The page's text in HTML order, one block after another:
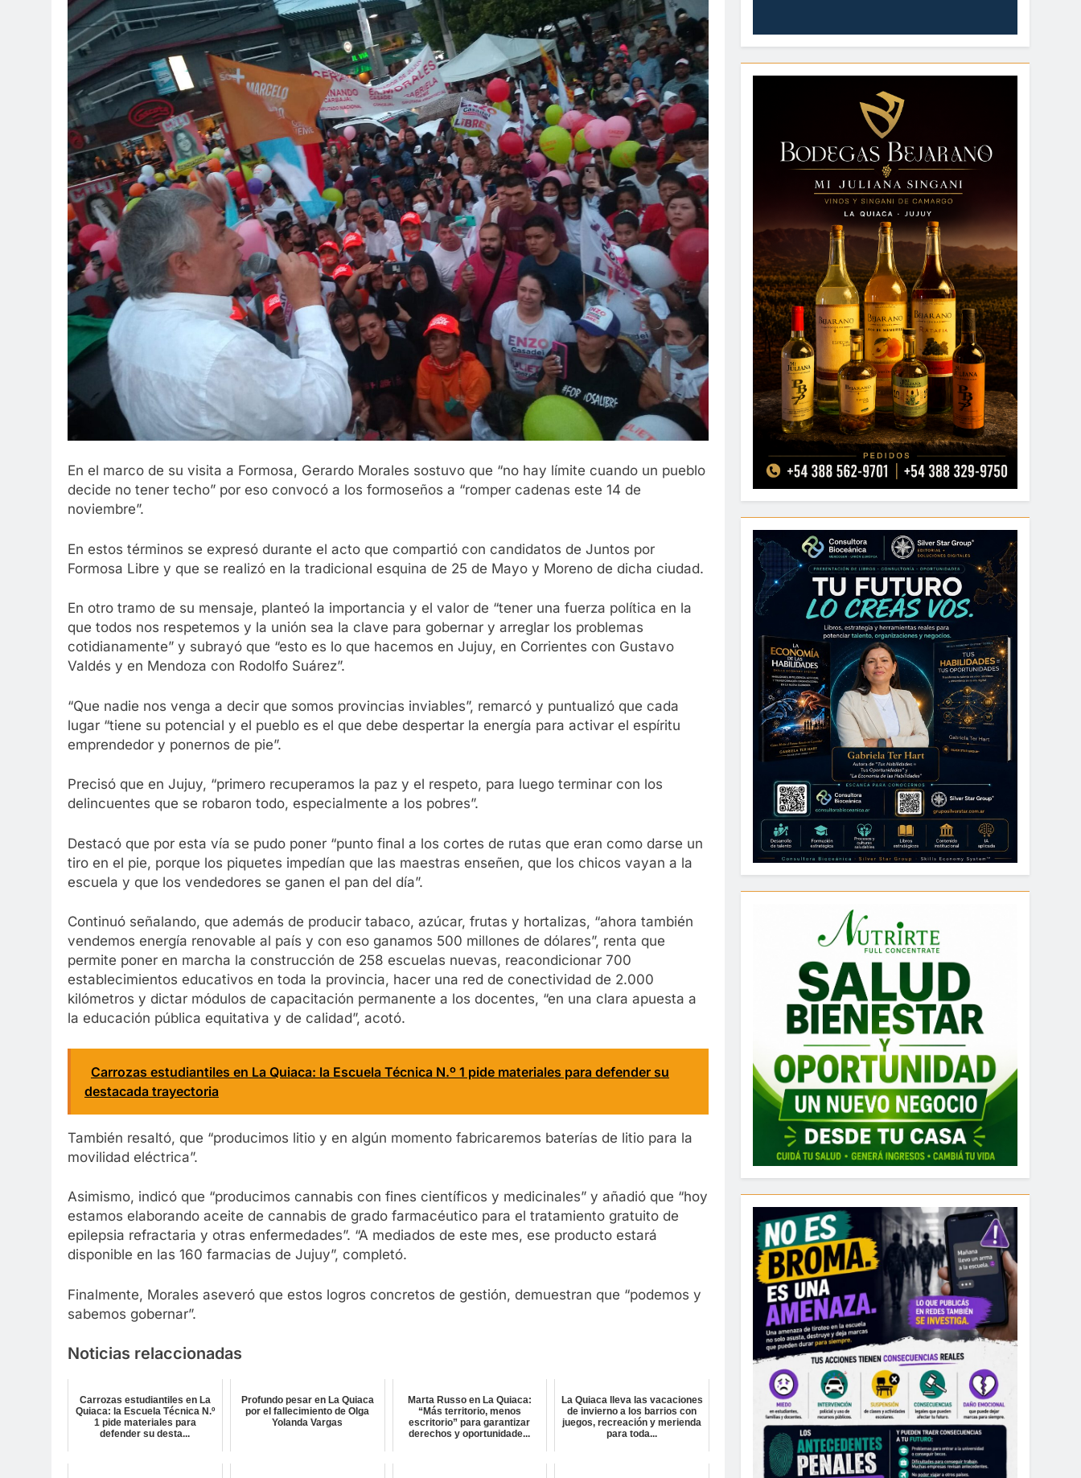
En el marco de su visita a Formosa, Gerardo Morales sostuvo que “no hay límite cuando un pueblo
decide no tener techo” por eso convocó a los formoseños a “romper cadenas este 14 de
noviembre”.
En estos términos se expresó durante el acto que compartió con candidatos de Juntos por
Formosa Libre y que se realizó en la tradicional esquina de 25 de Mayo y Moreno de dicha ciudad.
En otro tramo de su mensaje, planteó la importancia y el valor de “tener una fuerza política en la
que todos nos respetemos y la unión sea la clave para gobernar y arreglar los problemas
cotidianamente” y subrayó que “esto es lo que hacemos en Jujuy, en Corrientes con Gustavo
Valdés y en Mendoza con Rodolfo Suárez”.
“Que nadie nos venga a decir que somos provincias inviables”, remarcó y puntualizó que cada
lugar “tiene su potencial y el pueblo es el que debe despertar la energía para activar el espíritu
emprendedor y ponernos de pie”.
Precisó que en Jujuy, “primero recuperamos la paz y el respeto, para luego terminar con los
delincuentes que se robaron todo, especialmente a los pobres”.
Destacó que por esta vía se pudo poner “punto final a los cortes de rutas que eran como darse un
tiro en el pie, porque los piquetes impedían que las maestras enseñen, que los chicos vayan a la
escuela y que los vendedores se ganen el pan del día”.
Continuó señalando, que además de producir tabaco, azúcar, frutas y hortalizas, “ahora también
vendemos energía renovable al país y con eso ganamos 500 millones de dólares”, renta que
permite poner en marcha la construcción de 258 escuelas nuevas, reacondicionar 700
establecimientos educativos en toda la provincia, hacer una red de conectividad de 2.000
kilómetros y dictar módulos de capacitación permanente a los docentes, “en una clara apuesta a
la educación pública equitativa y de calidad”, acotó.
Carrozas estudiantiles en La Quiaca: la Escuela Técnica N.º 1 pide materiales para defender su
destacada trayectoria
También resaltó, que “producimos litio y en algún momento fabricaremos baterías de litio para la
movilidad eléctrica”.
Asimismo, indicó que “producimos cannabis con fines científicos y medicinales” y añadió que “hoy
estamos elaborando aceite de cannabis de grado farmacéutico para el tratamiento gratuito de
epilepsia refractaria y otras enfermedades”. “A mediados de este mes, ese producto estará
disponible en las 160 farmacias de Jujuy”, completó.
Finalmente, Morales aseveró que estos logros concretos de gestión, demuestran que “podemos y
sabemos gobernar”.
Noticias relaccionadas
Carrozas estudiantiles en La
Quiaca: la Escuela Técnica N.º
1 pide materiales para
defender su desta...
Profundo pesar en La Quiaca
por el fallecimiento de Olga
Yolanda Vargas
Marta Russo en La Quiaca:
“Más territorio, menos
escritorio” para garantizar
derechos y oportunidade...
La Quiaca lleva las vacaciones
de invierno a los barrios con
juegos, recreación y merienda
para toda...